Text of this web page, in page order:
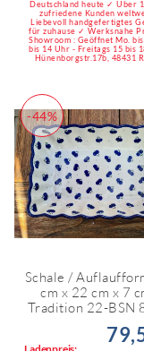
Deutschland heute ✓ Über
zufriedene Kunden
Liebevoll handgefertigtes
für zuhause ✓ Werksnahe
Showroom : Geöffnet Mo.
bis 14 Uhr - Freitags 15 bis
Hünenborgstr.17b, 48431
-44%
Schale /
cm x 22 cm x 7
Tradition 22-BSN